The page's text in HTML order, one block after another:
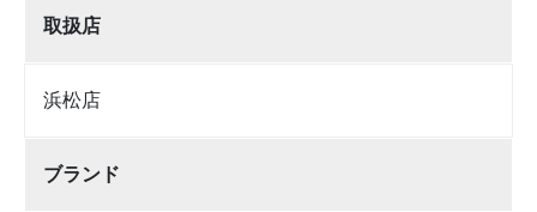
取扱店
浜松店
ブランド